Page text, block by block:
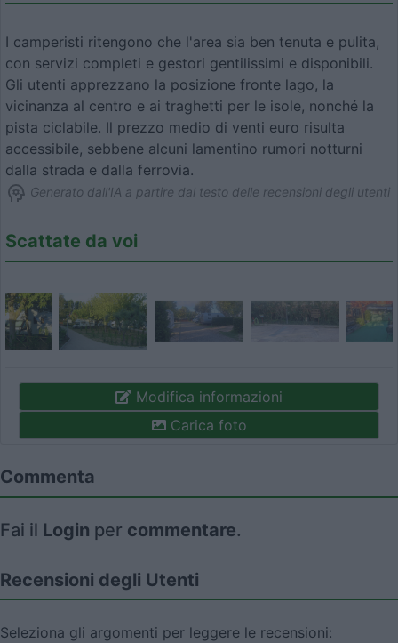
I camperisti ritengono che l'area sia ben tenuta e pulita,
con servizi completi e gestori gentilissimi e disponibili.
Gli utenti apprezzano la posizione fronte lago, la
vicinanza al centro e ai traghetti per le isole, nonché la
pista ciclabile. Il prezzo medio di venti euro risulta
accessibile, sebbene alcuni lamentino rumori notturni
dalla strada e dalla ferrovia.
Generato dall'IA a partire dal testo delle recensioni degli utenti
Scattate da voi
Modifica informazioni
Carica foto
Commenta
Fai il Login per commentare.
Recensioni degli Utenti
Seleziona gli argomenti per leggere le recensioni: